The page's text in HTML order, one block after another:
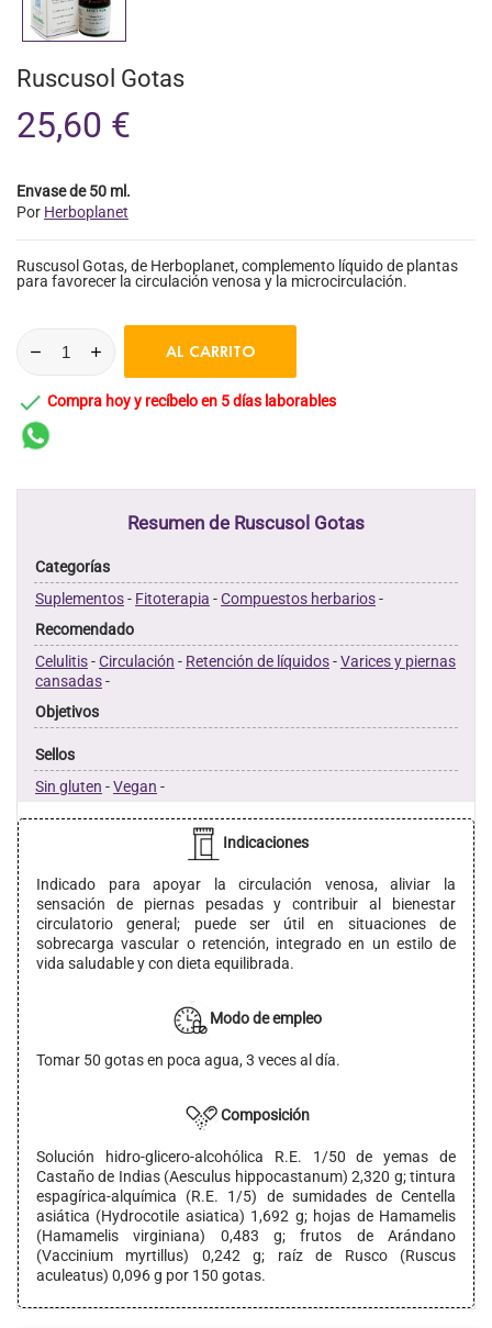
Ruscusol Gotas
25,60 €
Envase de 50 ml.
Por Herboplanet
Ruscusol Gotas, de Herboplanet, complemento líquido de plantas
para favorecer la circulación venosa y la microcirculación.
AL CARRITO
 Compra hoy y recíbelo en 5 días laborables
Resumen de Ruscusol Gotas
Categorías
Suplementos- Fitoterapia -Compuestos herbarios-
Recomendado
Celulitis-Circulación - Retención de líquidos-Varices y piernas
cansadas-
Objetivos
Sellos
Sin gluten -Vegan -
Indicaciones
Indicado para apoyar la circulación venosa, aliviar la
sensación de piernas pesadas y contribuir al bienestar
circulatorio general; puede ser útil en situaciones de
sobrecarga vascular o retención, integrado en un estilo de
vida saludable y con dieta equilibrada.
Modo de empleo
Tomar 50 gotas en poca agua, 3 veces al día.
Composición
Solución hidro-glicero-alcohólica R.E. 1/50 de yemas de
Castaño de Indias (Aesculus hippocastanum) 2,320 g; tintura
espagírica-alquímica (R.E. 1/5) de sumidades de Centella
asiática (Hydrocotile asiatica) 1,692 g; hojas de Hamamelis
(Hamamelis virginiana) 0,483 g; frutos de Arándano
(Vaccinium myrtillus) 0,242 g; raíz de Rusco (Ruscus
aculeatus) 0,096 g por 150 gotas.